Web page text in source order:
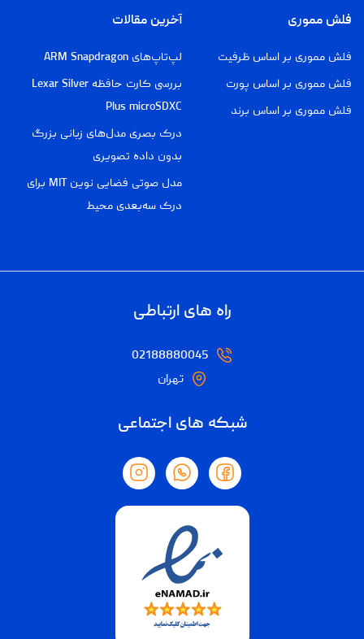
فلش مموری
فلش مموری بر اساس ظرفیت
فلش مموری بر اساس پورت
فلش مموری بر اساس برند
آخرین مقالات
لپ‌تاپ‌های ARM Snapdragon
بررسی کارت حافظه Lexar Silver
Plus microSDXC
درک بصری مدل‌های زبانی بزرگ
بدون داده تصویری
مدل صوتی فضایی نوین MIT برای
درک سه‌بعدی محیط
راه های ارتباطی
02188880045
تهران
شبکه های اجتماعی